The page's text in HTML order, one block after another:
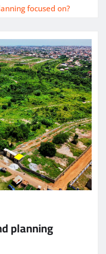
focused on?
planning